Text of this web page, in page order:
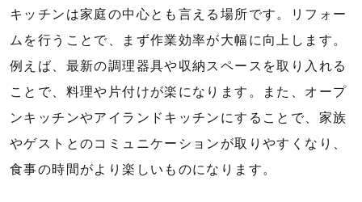
キッチンは家庭の中心とも言える場所です。リフォー
ムを行うことで、まず作業効率が大幅に向上します。
例えば、最新の調理器具や収納スペースを取り入れる
ことで、料理や片付けが楽になります。また、オープ
ンキッチンやアイランドキッチンにすることで、家族
やゲストとのコミュニケーションが取りやすくなり、
食事の時間がより楽しいものになります。